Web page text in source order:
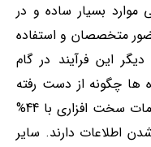
موارد بسیار ساده و در
متخصصان و استفاده
این فرآیند در گام
چگونه از دست رفته
اند. تحقیقات نشان می دهند که صدمات سخت افزاری با 44%
اطلاعات دارند. سایر